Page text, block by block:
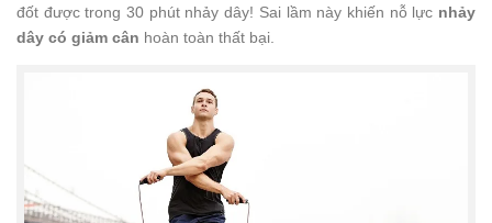
đốt được trong 30 phút nhảy dây! Sai lầm này khiến nỗ lực nhảy
dây có giảm cân hoàn toàn thất bại.